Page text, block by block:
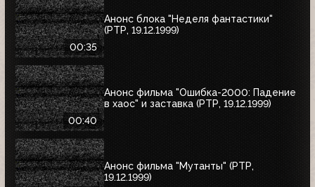
00:35
Анонс блока "Неделя фантастики"
(РТР, 19.12.1999)
00:40
Анонс фильма "Ошибка-2000: Падение
в хаос" и заставка (РТР, 19.12.1999)
Анонс фильма "Мутанты" (РТР,
19.12.1999)